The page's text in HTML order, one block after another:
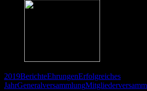
2019BerichteEhrungenErfolgreiches
JahrGeneralversammlung